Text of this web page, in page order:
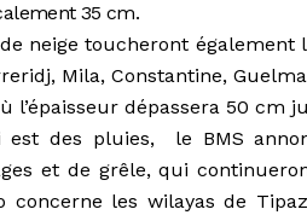
35 cm.
neige toucheront également
Mila, Constantine,
l’épaisseur dépassera 50 cm
des pluies, le BMS
et de grêle, qui
concerne les wilayas de